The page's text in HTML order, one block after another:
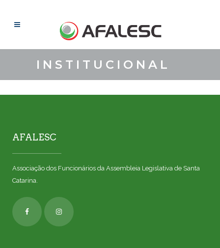
INSTITUCIONAL
AFALESC
Associação dos Funcionários da Assembleia Legislativa de Santa
Catarina.